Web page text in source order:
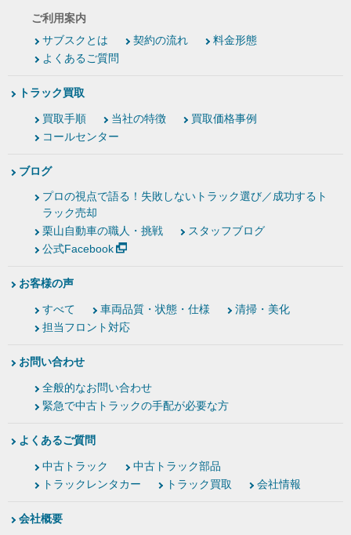
ご利用案内
サブスクとは
契約の流れ
料金形態
よくあるご質問
トラック買取
買取手順 当社の特徴
買取価格事例
コールセンター
ブログ
プロの視点で語る！失敗しないトラック選び／成功するト
ラック売却
栗山自動車の職人・挑戦
スタッフブログ
公式Facebook
お客様の声
すべて 車両品質・状態・仕様
清掃・美化
担当フロント対応
お問い合わせ
全般的なお問い合わせ
緊急で中古トラックの手配が必要な方
よくあるご質問
中古トラック
中古トラック部品
トラックレンタカー
トラック買取 会社情報
会社概要